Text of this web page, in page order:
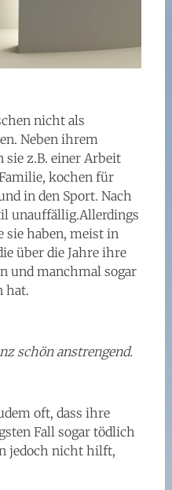
nicht als
Neben ihrem
sie z.B. einer Arbeit
kochen für
in den Sport. Nach
unauffällig.Allerdings
sie haben, meist in
über die Jahre ihre
und manchmal sogar
hat.
schön anstrengend.
oft, dass ihre
Fall sogar tödlich
jedoch nicht hilft,